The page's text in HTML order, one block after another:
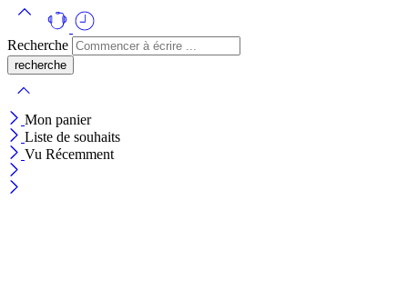
Recherche
Mon panier
Liste de souhaits
Vu Récemment